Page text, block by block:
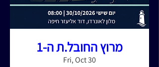
מרוץ החובל.ת ה-1
Fri, Oct 30